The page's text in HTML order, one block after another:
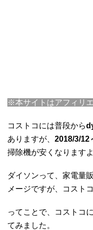
※本サイトはアフィリ
コストコには普段から
ありますが、 2018/3/12
掃除機が安くなりますよ
ダイソンって、家電量
メージですが、コスト
ってことで、コストコ
てみました。